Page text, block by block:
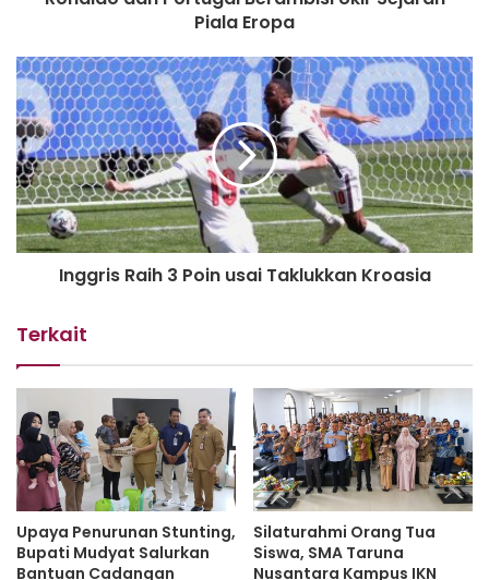
dan apresiasi. Tetap jaga kesehatan ya,” ujar Menpora
Dalam pertemuan itu, juga berdiskusi mengenai Grand
Design Olahraga Nasional. Grand design ini, disusun
menyusul adanya arahan Presiden Joko Widodo untuk
mereview kembali pola pembinaan olahraga sehingga
dapat meningkatkan prestasi olahraga nasional.
terkait dan akademisi, guru besar, serta prakitisi olahraga.
Haornas kemarin, ada tiga tema besar yang diusung yaitu
sport science, sport tourism, dan sport industry,” terang
Menpora Amali.
Kemudian, Menpora Amali juga membahas perkembangan
sepak bola nasional. Fenomena artis yang belakangan
mengakuisisi klub sepak bola di Tanah Air menjadi topik
menarik diperbincangkan. Menpora Amali menilai,
kepercayaan publik terhadap sepak bola saat ini harus
Piala Eropa
Inggris Raih 3 Poin usai Taklukkan Kroasia
Terkait
Upaya Penurunan Stunting,
Bupati Mudyat Salurkan
Bantuan Cadangan
Silaturahmi Orang Tua
Siswa, SMA Taruna
Nusantara Kampus IKN